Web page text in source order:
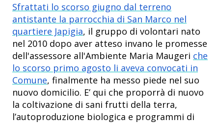
Sfrattati lo scorso giugno dal terreno
antistante la parrocchia di San Marco nel
quartiere Japigia, il gruppo di volontari nato
nel 2010 dopo aver atteso invano le promesse
dell'assessore all'Ambiente Maria Maugeri che
lo scorso primo agosto li aveva convocati in
Comune, finalmente ha messo piede nel suo
nuovo domicilio. E’ qui che proporrà di nuovo
la coltivazione di sani frutti della terra,
l’autoproduzione biologica e programmi di